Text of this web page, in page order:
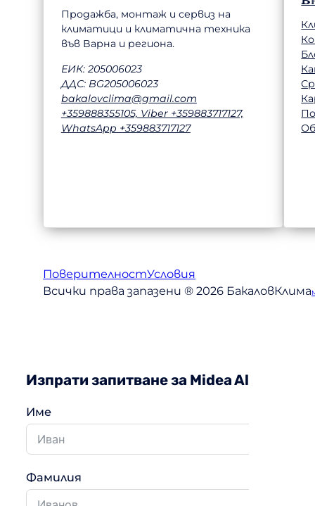
Продажба, монтаж и сервиз на
климатици и климатична техника
във Варна и региона.
ЕИК: 205006023
ДДС: BG205006023
bakalovclima@gmail.com
+359888355105, Viber +359883717127,
WhatsApp +359883717127
ПоверителностУсловия
Всички права запазени ® 2026 БакаловКлима
Изпрати запитване за Midea All Easy
Име
Фамилия